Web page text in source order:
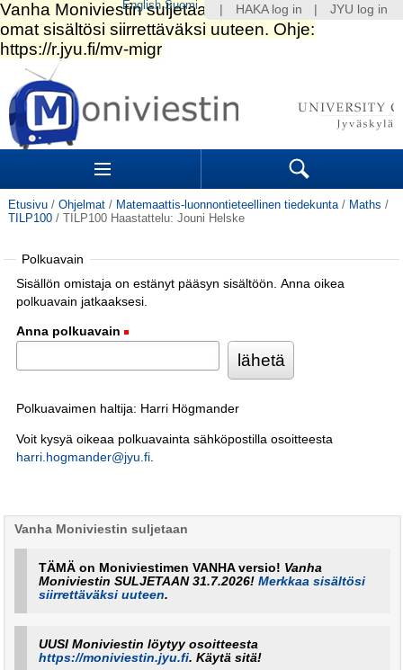
Siirry
sisältöön.
|
Siirry
navigointiin
Sections Search
Etusivu / Ohjelmat / Matemaattis-luonnontieteellinen tiedekunta / Maths /
TILP100 / TILP100 Haastattelu: Jouni Helske
Polkuavain
Sisällön omistaja on estänyt pääsyn sisältöön. Anna oikea
polkuavain jatkaaksesi.
Anna polkuavain
Polkuavaimen haltija: Harri Högmander
Voit kysyä oikeaa polkuavainta sähköpostilla osoitteesta
harri.hogmander@jyu.fi.
Vanha Moniviestin suljetaan
TÄMÄ on Moniviestimen VANHA versio! Vanha
Moniviestin SULJETAAN 31.7.2026!Merkkaa sisältösi
siirrettäväksi uuteen.
UUSI Moniviestin löytyy osoitteesta
https://moniviestin.jyu.fi. Käytä sitä!
HAKA log in JYU log in
English Suomi